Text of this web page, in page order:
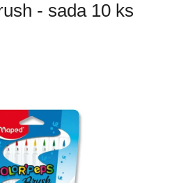
- sada 10 ks